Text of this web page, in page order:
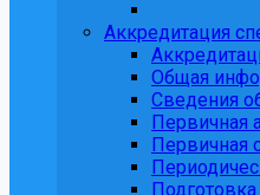
Аккредитация
Общая
Сведения
Первичная
Первичная